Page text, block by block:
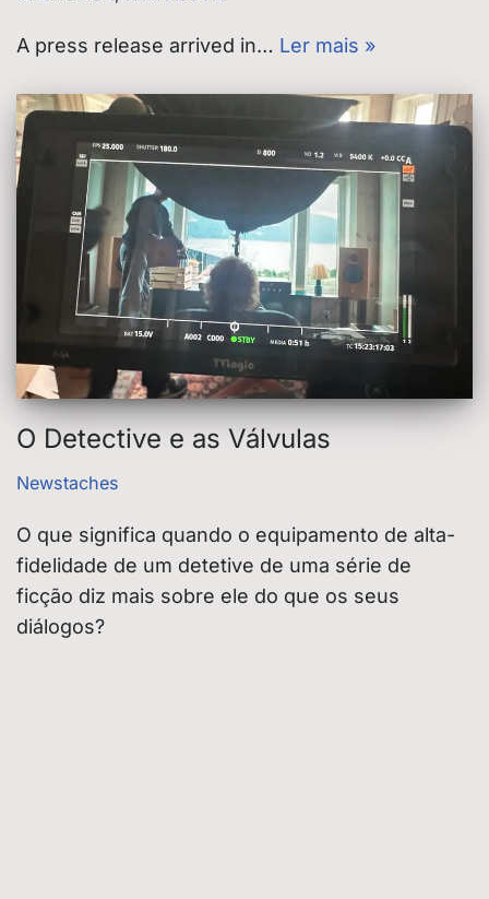
A press release arrived in… Ler mais »
O Detective e as Válvulas
Newstaches
O que significa quando o equipamento de alta-
fidelidade de um detetive de uma série de
ficção diz mais sobre ele do que os seus
diálogos?